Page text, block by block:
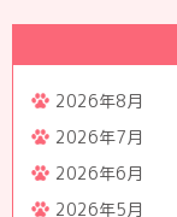
2026年8月
2026年7月
2026年6月
2026年5月